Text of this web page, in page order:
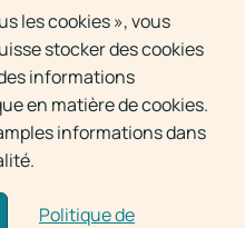
les cookies », vous
stocker des cookies
informations
en matière de cookies.
informations dans
Politique de
du médecin 24h